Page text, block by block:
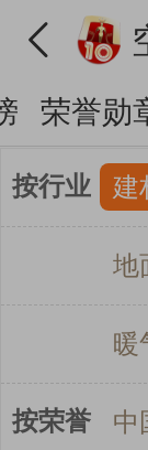
荣誉勋
按行业 建
地
暖
按荣誉 中